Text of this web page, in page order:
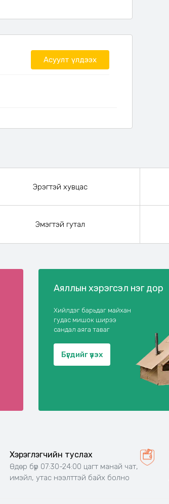
Асуулт үлдээх
Эрэгтэй хувцас
Эмэгтэй гутал
Аяллын хэрэгсэл нэг дор
Хийлдэг барьдаг майхан
гудас мишок ширээ
сандал аяга таваг
Бүгдийг үзэх
Хэрэглэгчийн туслах
Өдөр бүр 07:30-24:00 цагт манай чат,
имэйл, утас нээлттэй байх болно